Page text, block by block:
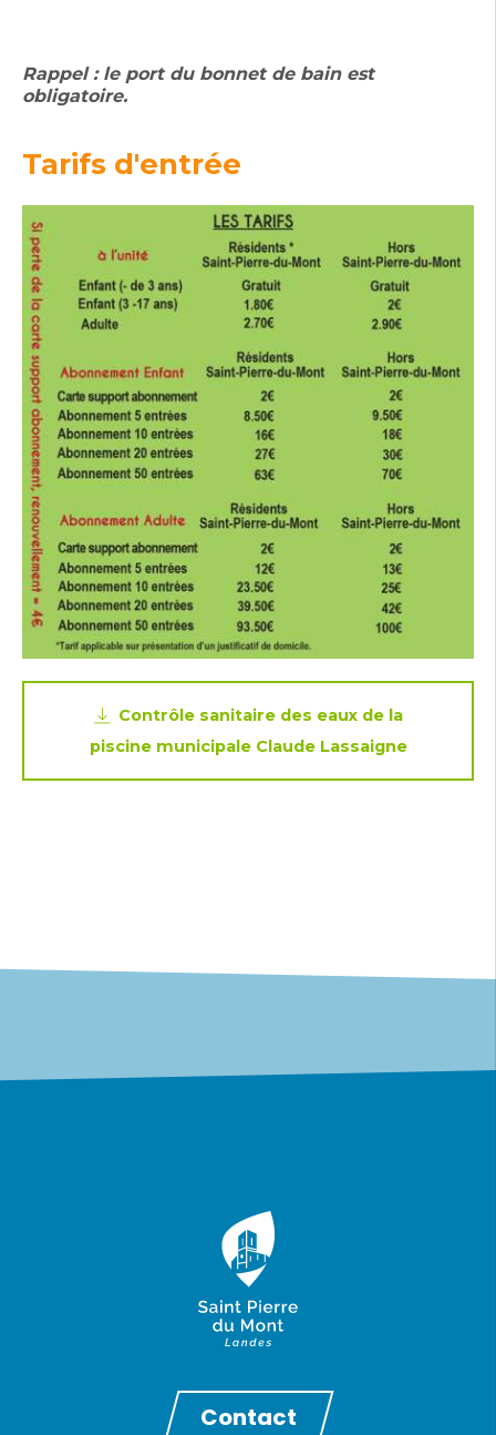
Rappel : le port du bonnet de bain est
obligatoire.
Tarifs d'entrée
Contrôle sanitaire des eaux de la
piscine municipale Claude Lassaigne
Contact